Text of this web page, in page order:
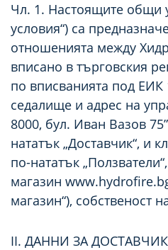
Чл. 1. Настоящите общи
условия“) са
отношенията между
вписано в търговския
по вписванията под ЕИК
седалище и адрес на
8000, бул. Иван Вазов
нататък „Доставчик“, и
по-нататък
магазин
магазин“), собственост
ІІ. ДАННИ ЗА